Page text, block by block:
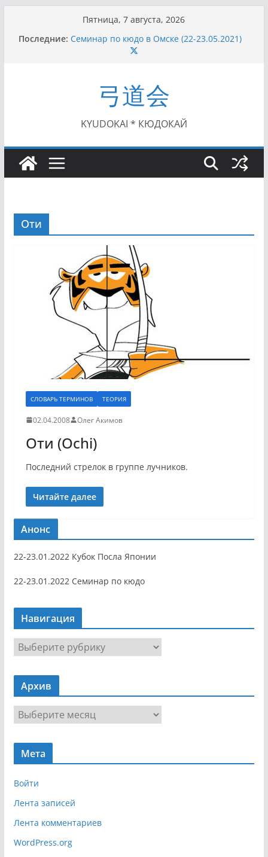
содержимому
Пятница, 7 августа, 2026
Последние: Семинар по кюдо в Омске (22-23.05.2021)
Чемпионат Росcии, Дёмино (2-5.09.2021)
II Кубок Посла Японии в России по Кюдо,
Орёл (25.07.2021)
I этап Кубка Московской области по Кюдо /
Сейдокан II (27.06.2021)
弓道会
KYUDOKAI * КЮДОКАЙ
Оти
СЛОВАРЬ ТЕРМИНОВ ТЕОРИЯ
02.04.2008 Олег Акимов
Оти (Ochi)
Последний стрелок в группе лучников.
Читайте далее
Анонс
22-23.01.2022 Кубок Посла Японии
22-23.01.2022 Семинар по кюдо
Навигация
Н
а
в
г
я
Архив
р
х
Мета
Войти
Лента записей
Лента комментариев
WordPress.org